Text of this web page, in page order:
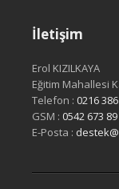
İletişim
Erol KIZILKAYA
Eğitim Mahallesi
Telefon : 0216
GSM : 0542 673
E-Posta :